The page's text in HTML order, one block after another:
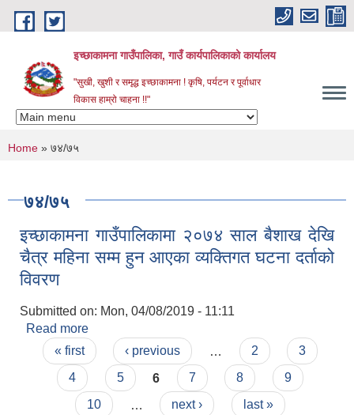
Skip to main content
इच्छाकामना गाउँपालिका, गाउँ कार्यपालिकाको कार्यालय
"सुखी, खुशी र समृद्ध इच्छाकामना ! कृषि, पर्यटन र पूर्वाधार
विकास हाम्रो चाहना !!"
You are here
Home » ७४/७५
७४/७५
इच्छाकामना गाउँपालिकामा २०७४ साल बैशाख देखि
चैत्र महिना सम्म हुन आएका व्यक्तिगत घटना दर्ताको
विवरण
Submitted on: Mon, 04/08/2019 - 11:11
Read more
चैत्र महिना सम्म हुन आएका व्यक्तिगत घटना दर्ताको विवरण
Pages
« first ‹ previous 2
3
4
5 6 7 8
9
10
next › last »